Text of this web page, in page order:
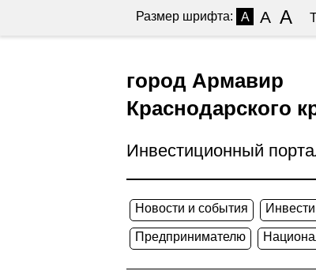
Размер шрифта: A A A
город Армавир
Краснодарского
Инвестиционный
Новости и события
Предпринимателю